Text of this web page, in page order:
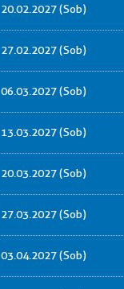
20.02.2027 (Sob)
27.02.2027 (Sob)
06.03.2027 (Sob)
13.03.2027 (Sob)
20.03.2027 (Sob)
27.03.2027 (Sob)
03.04.2027 (Sob)